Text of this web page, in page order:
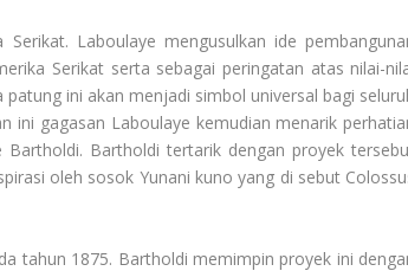
Laboulaye mengusulkan ide
Serikat serta sebagai peringatan atas nilai-
ini akan menjadi simbol universal bagi
ini gagasan Laboulaye kemudian menarik
Bartholdi tertarik dengan proyek
oleh sosok Yunani kuno yang di sebut
tahun 1875. Bartholdi memimpin proyek ini